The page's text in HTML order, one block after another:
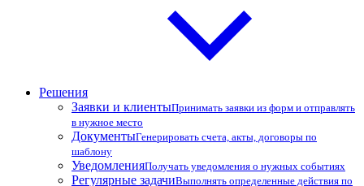
Решения
Заявки и клиентыПринимать заявки из форм и отправлять
в нужное место
ДокументыГенерировать счета, акты, договоры по
шаблону
УведомленияПолучать уведомления о нужных событиях
Регулярные задачиВыполнять определенные действия по